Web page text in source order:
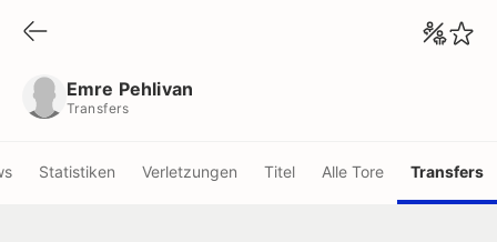
Emre Pehlivan
Transfers
Statistiken Verletzungen Titel Alle Tore Transfers